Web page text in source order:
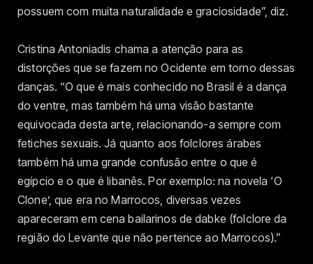
possuem com muita naturalidade e graciosidade”, diz.
Cristina Antoniadis chama a atenção para as
distorções que se fazem no Ocidente em torno dessas
danças. “O que é mais conhecido no Brasil é a dança
do ventre, mas também há uma visão bastante
equivocada desta arte, relacionando-a sempre com
fetiches sexuais. Já quanto aos folclores árabes
também há uma grande confusão entre o que é
egípcio e o que é libanês. Por exemplo: na novela ‘O
Clone’, que era no Marrocos, diversas vezes
apareceram em cena bailarinos de dabke (folclore da
região do Levante que não pertence ao Marrocos).”